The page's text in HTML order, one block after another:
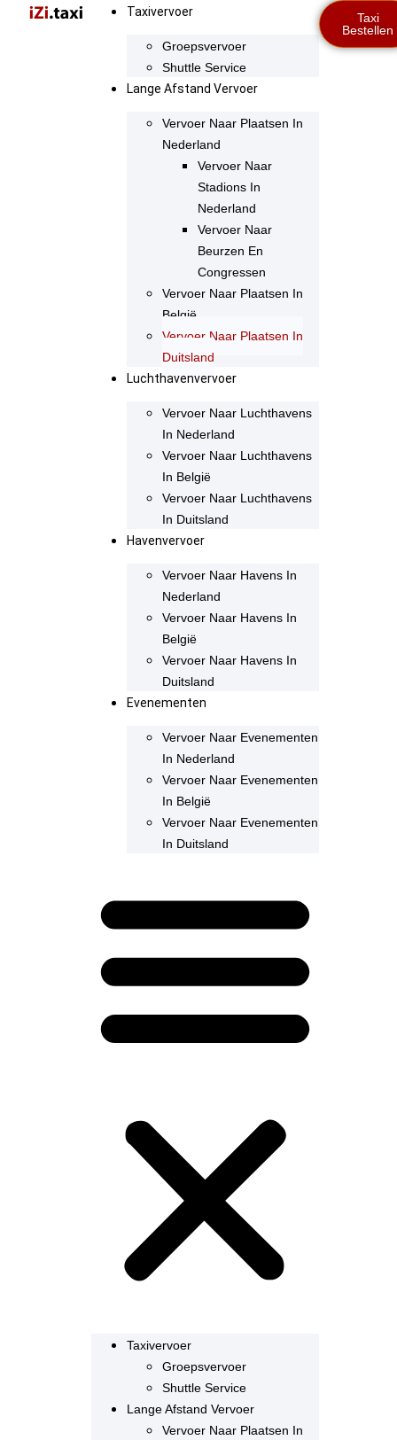
Taxivervoer
Groepsvervoer
Shuttle Service
Lange Afstand Vervoer
Vervoer Naar Plaatsen In
Nederland
Vervoer Naar
Stadions In
Nederland
Vervoer Naar
Beurzen En
Congressen
Vervoer Naar Plaatsen In
België
Vervoer Naar Plaatsen In
Duitsland
Luchthavenvervoer
Vervoer Naar Luchthavens
In Nederland
Vervoer Naar Luchthavens
In België
Vervoer Naar Luchthavens
In Duitsland
Havenvervoer
Vervoer Naar Havens In
Nederland
Vervoer Naar Havens In
België
Vervoer Naar Havens In
Duitsland
Evenementen
Vervoer Naar Evenementen
In Nederland
Vervoer Naar Evenementen
In België
Vervoer Naar Evenementen
In Duitsland
Taxivervoer
Groepsvervoer
Shuttle Service
Lange Afstand Vervoer
Vervoer Naar Plaatsen In
Taxi
Bestellen